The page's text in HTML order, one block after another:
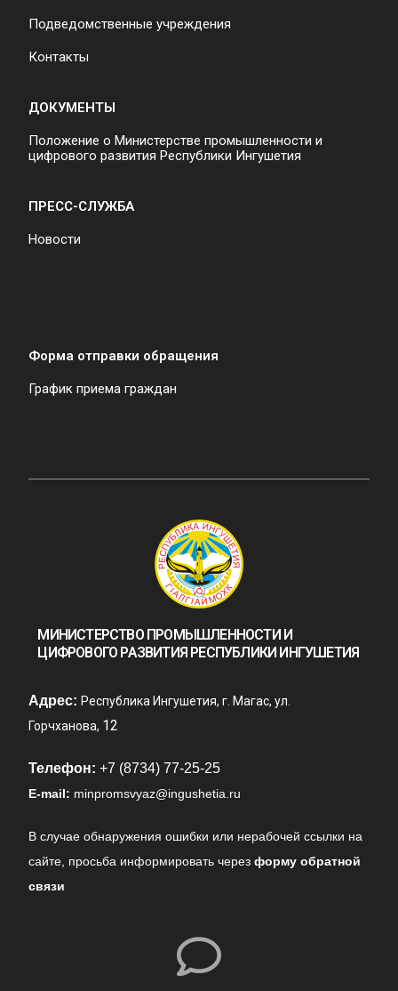
Подведомственные учреждения
Контакты
ДОКУМЕНТЫ
Положение о Министерстве промышленности и
цифрового развития Республики Ингушетия
ПРЕСС-СЛУЖБА
Новости
Форма отправки обращения
График приема граждан
МИНИСТЕРСТВО ПРОМЫШЛЕННОСТИ И
ЦИФРОВОГО РАЗВИТИЯ РЕСПУБЛИКИ ИНГУШЕТИЯ
Адрес: Республика Ингушетия, г. Магас, ул.
Горчханова, 12
Телефон: +7 (8734) 77-25-25
E-mail: minpromsvyaz@ingushetia.ru
В случае обнаружения ошибки или нерабочей ссылки на
сайте, просьба информировать черезформу обратной
связи